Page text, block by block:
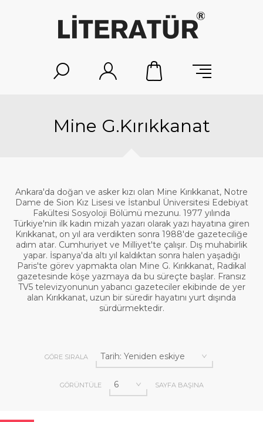
Mine G.Kırıkkanat
Ankara′da doğan ve asker kızı olan Mine Kırıkkanat, Notre
Dame de Sion Kız Lisesi ve İstanbul Üniversitesi Edebiyat
Fakültesi Sosyoloji Bölümü mezunu. 1977 yılında
Türkiye′nin ilk kadın mizah yazarı olarak yazı hayatına giren
Kırıkkanat, on yıl ara verdikten sonra 1988′de gazeteciliğe
adım atar. Cumhuriyet ve Milliyet′te çalışır. Dış muhabirlik
yapar. İspanya′da altı yıl kaldıktan sonra halen yaşadığı
Paris′te görev yapmakta olan Mine G. Kırıkkanat, Radikal
gazetesinde köşe yazmaya da bu süreçte başlar. Fransız
TV5 televizyonunun yabancı gazeteciler ekibinde de yer
alan Kırıkkanat, uzun bir süredir hayatını yurt dışında
sürdürmektedir.
GÖRE SIRALA
GÖRÜNTÜLE SAYFA BAŞINA